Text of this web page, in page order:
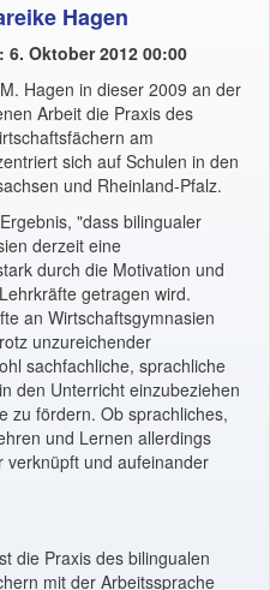
Hagen
Oktober 2012 00:00
Hagen in dieser 2009 an der
Arbeit die Praxis des
am
sich auf Schulen in den
und Rheinland-Pfalz.
"dass bilingualer
derzeit eine
durch die Motivation und
getragen wird.
an Wirtschaftsgymnasien
unzureichender
sachfachliche, sprachliche
den Unterricht einzubeziehen
zu fördern. Ob sprachliches,
und Lernen allerdings
verknüpft und aufeinander
die Praxis des bilingualen
mit der Arbeitssprache